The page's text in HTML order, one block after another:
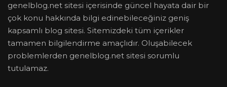
genelblog.net sitesi içerisinde güncel hayata dair bir
çok konu hakkında bilgi edinebileceğiniz geniş
kapsamlı blog sitesi. Sitemizdeki tüm içerikler
tamamen bilgilendirme amaçlıdır. Oluşabilecek
problemlerden genelblog.net sitesi sorumlu
tutulamaz.